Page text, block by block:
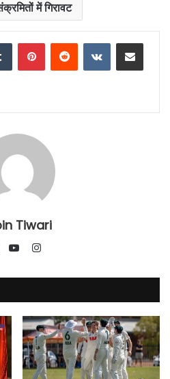
में गिरावट
Tumblr PinterestReddit VKontakteShare via Email
Tiwari
Instagram